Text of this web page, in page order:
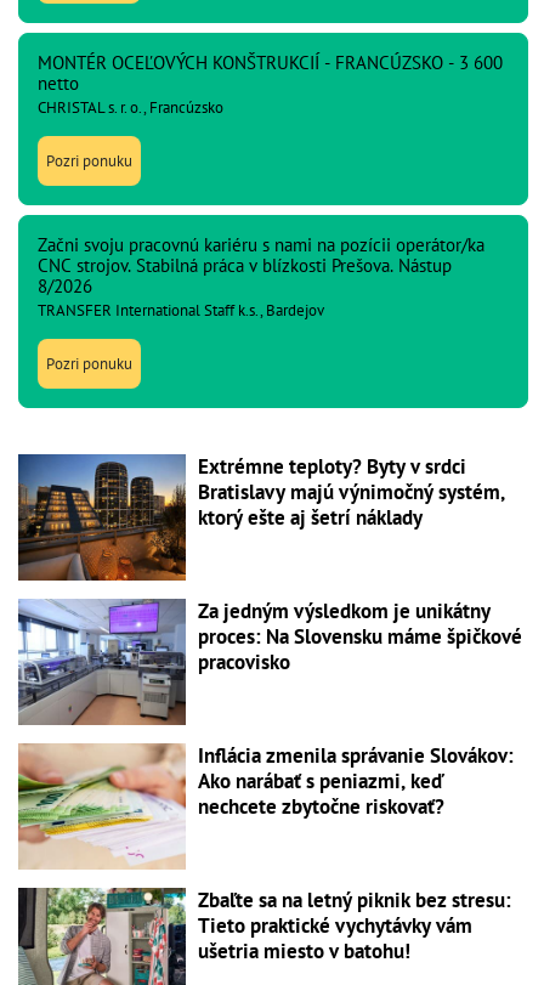
MONTÉR OCEĽOVÝCH KONŠTRUKCIÍ - FRANCÚZSKO - 3 600
netto
CHRISTAL s. r. o., Francúzsko
Pozri ponuku
Začni svoju pracovnú kariéru s nami na pozícii operátor/ka
CNC strojov. Stabilná práca v blízkosti Prešova. Nástup
8/2026
TRANSFER International Staff k.s., Bardejov
Pozri ponuku
Extrémne teploty? Byty v srdci
Bratislavy majú výnimočný systém,
ktorý ešte aj šetrí náklady
Za jedným výsledkom je unikátny
proces: Na Slovensku máme špičkové
pracovisko
Inflácia zmenila správanie Slovákov:
Ako narábať s peniazmi, keď
nechcete zbytočne riskovať?
Zbaľte sa na letný piknik bez stresu:
Tieto praktické vychytávky vám
ušetria miesto v batohu!